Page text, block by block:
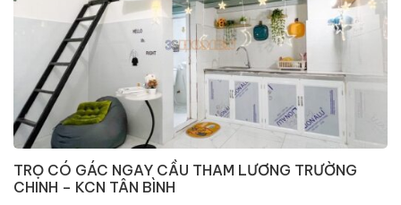
TRỌ CÓ GÁC NGAY CẦU THAM LƯƠNG TRƯỜNG
CHINH – KCN TÂN BÌNH